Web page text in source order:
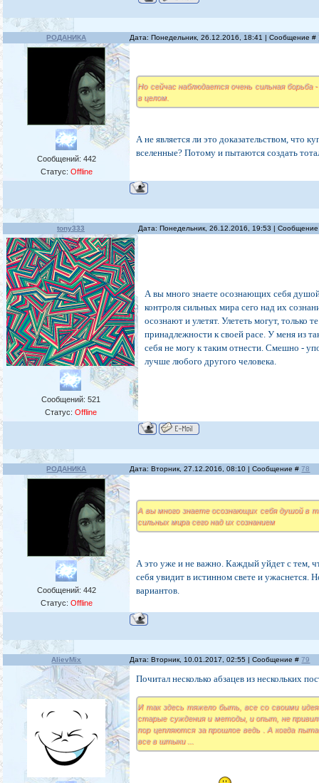
РОДАНИКА Дата: Понедельник, 26.12.2016, 18:41 | Сообщение #
Сообщений: 442
Статус: Offline
Но сейчас наблюдается очень сильная борьба
в целом.
А не является ли это доказательством, что
вселенные? Потому и пытаются создать
tony333 Дата: Понедельник, 26.12.2016, 19:53 |
Сообщений: 521
Статус: Offline
А вы много знаете осознающих себя
контроля сильных мира сего над их
осознают и улетят. Улететь могут, только
принадлежности к своей расе. У меня из
себя не могу к таким отнести. Смешно -
лучше любого другого человека.
РОДАНИКА Дата: Вторник, 27.12.2016, 08:10 | Сообщение #78
Сообщений: 442
Статус: Offline
А вы много знаете осознающих себя душой в
сильных мира сего над их сознанием
А это уже и не важно. Каждый уйдет с тем,
себя увидит в истинном свете и ужаснется.
вариантов.
AlievMix Дата: Вторник, 10.01.2017, 02:55 | Сообщение #79
Почитал несколько абзацев из нескольких
И так здесь тяжело быть, все со своими
старые суждения и методы, и опыт, не
пор цепляются за прошлое ведь . А когда
все в штыки ...